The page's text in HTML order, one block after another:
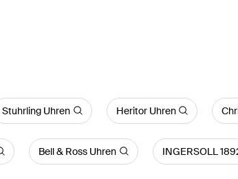
Stuhrling Uhren Heritor Uhren
Bell & Ross Uhren INGERSOLL